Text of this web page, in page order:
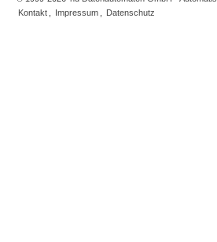
Kontakt
Impressum Datenschutz